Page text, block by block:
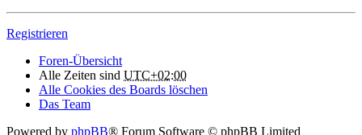
Registrieren
Foren-Übersicht
Alle Zeiten sind UTC+02:00
Alle Cookies des Boards löschen
Das Team
Powered by phpBB® Forum Software © phpBB Limited